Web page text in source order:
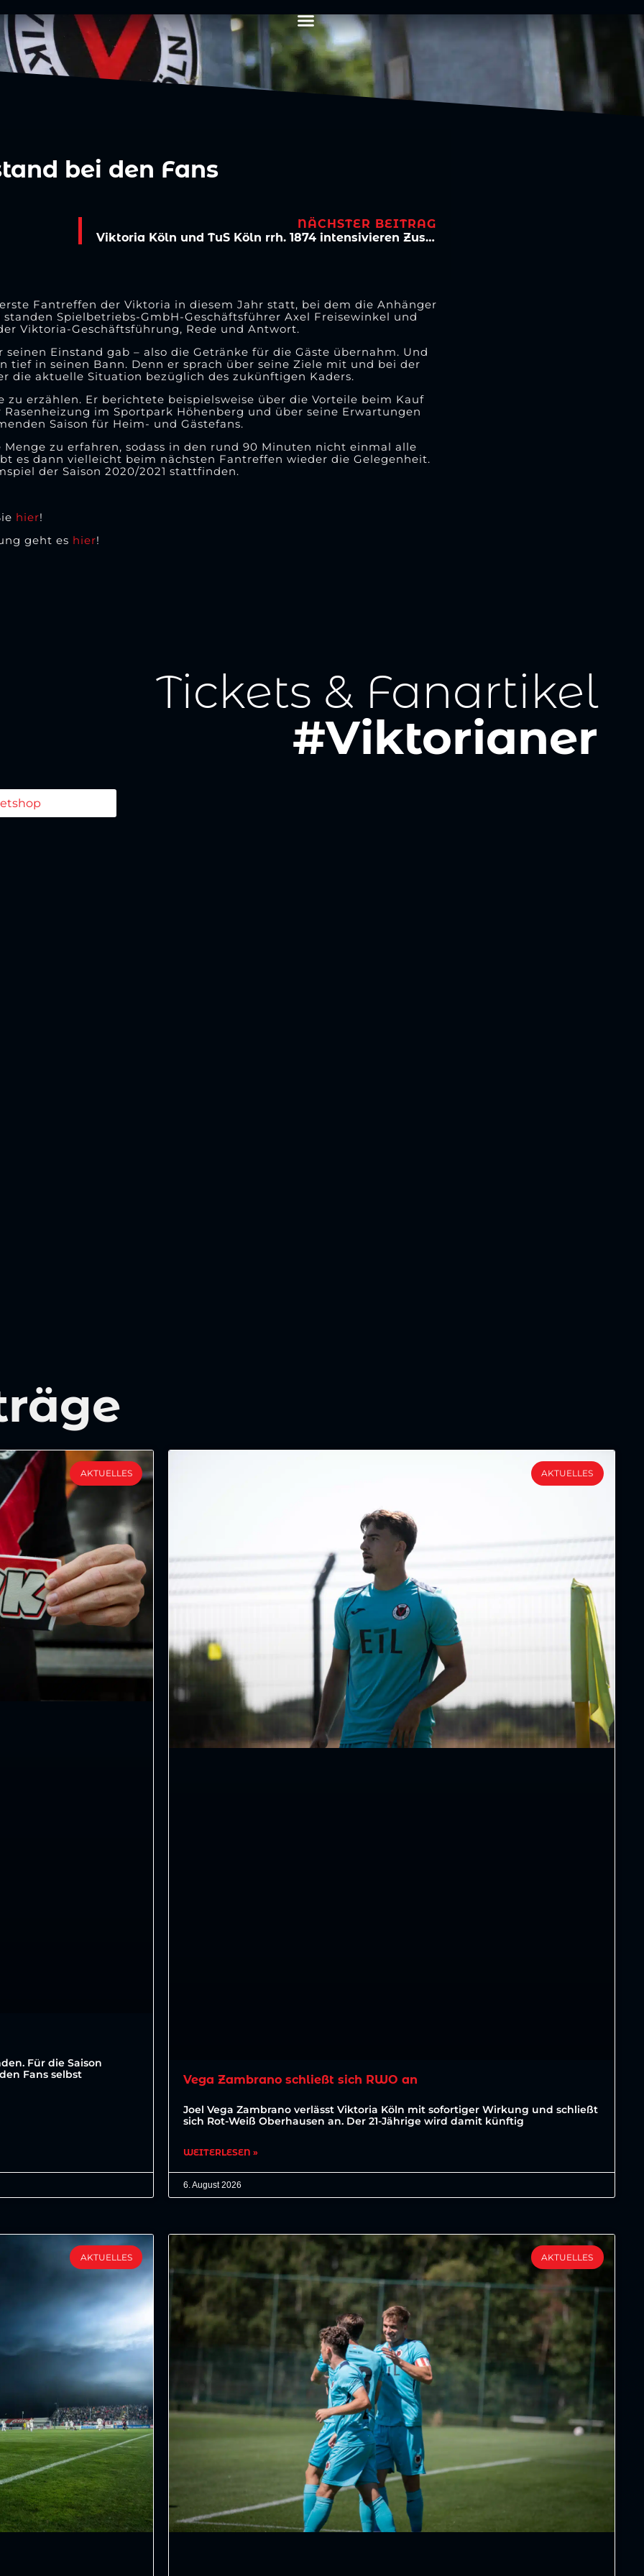
bei den Fans
NÄCHSTER BEITRAG
Viktoria Köln und TuS Köln rrh. 1874 intensivieren Zusammenarbeit
Fantreffen der Viktoria in diesem Jahr statt, bei dem die Anhänger
Spielbetriebs-GmbH-Geschäftsführer Axel Freisewinkel und
Viktoria-Geschäftsführung, Rede und Antwort.
Einstand gab – also die Getränke für die Gäste übernahm. Und
tief in seinen Bann. Denn er sprach über seine Ziele mit und bei der
die aktuelle Situation bezüglich des zukünftigen Kaders.
erzählen. Er berichtete beispielsweise über die Vorteile beim Kauf
im Sportpark Höhenberg und über seine Erwartungen
Saison für Heim- und Gästefans.
zu erfahren, sodass in den rund 90 Minuten nicht einmal alle
es dann vielleicht beim nächsten Fantreffen wieder die Gelegenheit.
der Saison 2020/2021 stattfinden.
hier!
geht es hier!
Tickets & Fanartikel
#Viktorianer
AKTUELLES
Für die Saison
Fans selbst
AKTUELLES
Vega Zambrano schließt sich RWO an
Joel Vega Zambrano verlässt Viktoria Köln mit sofortiger Wirkung und schließt
sich Rot-Weiß Oberhausen an. Der 21-Jährige wird damit künftig
WEITERLESEN »
6. August 2026
AKTUELLES AKTUELLES